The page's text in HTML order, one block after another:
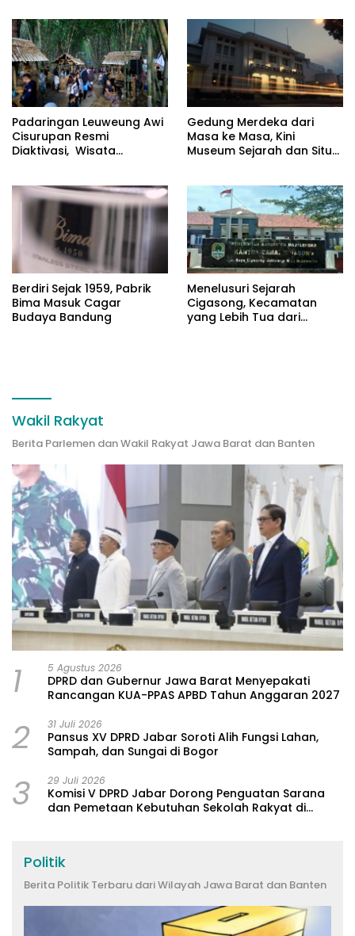
Padaringan Leuweung Awi
Cisurupan Resmi
Diaktivasi, Wisata
Gedung Merdeka dari
Masa ke Masa, Kini
Museum Sejarah dan Situs
Berdiri Sejak 1959, Pabrik
Bima Masuk Cagar
Budaya Bandung
Menelusuri Sejarah
Cigasong, Kecamatan
yang Lebih Tua dari
Wakil Rakyat
Berita Parlemen dan Wakil Rakyat Jawa Barat dan Banten
1 5 Agustus 2026
DPRD dan Gubernur Jawa Barat Menyepakati
Rancangan KUA-PPAS APBD Tahun Anggaran 2027
2 31 Juli 2026
Pansus XV DPRD Jabar Soroti Alih Fungsi Lahan,
Sampah, dan Sungai di Bogor
3 29 Juli 2026
Komisi V DPRD Jabar Dorong Penguatan Sarana
dan Pemetaan Kebutuhan Sekolah Rakyat di
Politik
Berita Politik Terbaru dari Wilayah Jawa Barat dan Banten